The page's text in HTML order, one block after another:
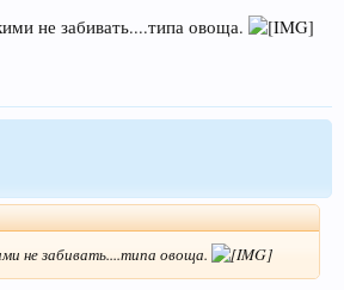
не забивать....типа овоща.
не забивать....типа овоща.